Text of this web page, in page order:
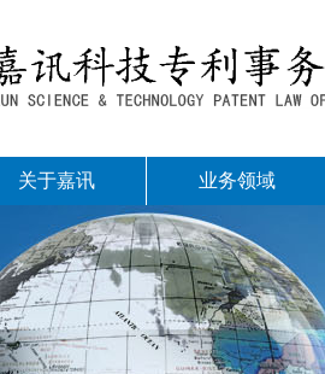
关于嘉讯 业务领域